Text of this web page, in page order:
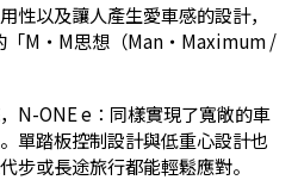
性以及讓人產生愛車感的設計，
「M・M思想（Man・Maximum /
N-ONE e：同樣實現了寬敞的車
單踏板控制設計與低重心設計也
步或長途旅行都能輕鬆應對。